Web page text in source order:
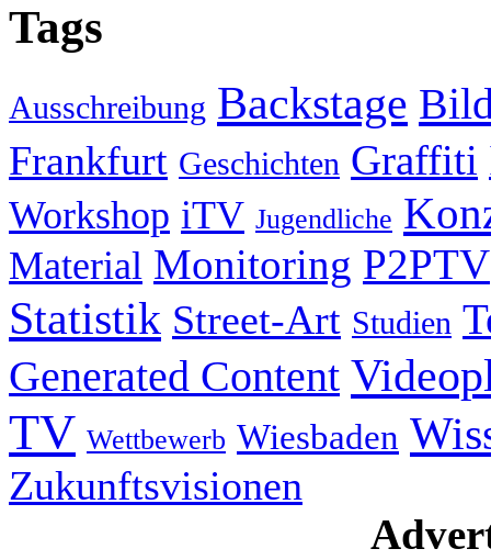
Tags
Ausschreibung Backstage
Frankfurt Geschichten Graffiti
Workshop iTV Jugendliche
Material Monitoring P2PTV
Statistik Street-Art Studien
Generated Content
TV Wettbewerb Wiesbaden
Zukunftsvisionen